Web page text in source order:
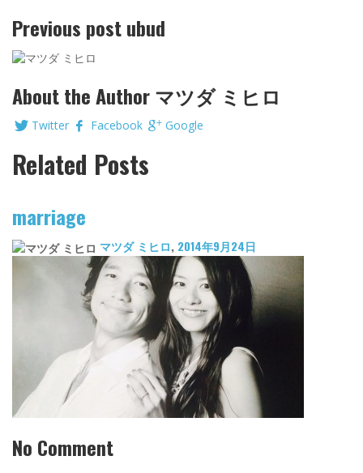
Previous postubud
About the Authorマツダ ミヒロ
Twitter Facebook Google
Related Posts
marriage
マツダ ミヒロ, 2014年9月24日
No Comment